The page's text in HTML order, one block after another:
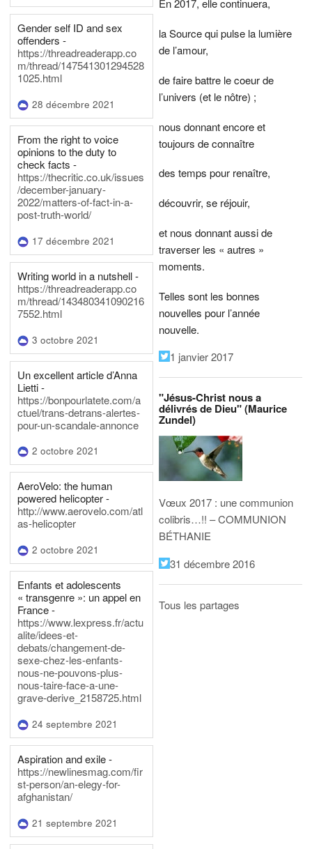
Gender self ID and sex
offenders -
https://threadreaderapp.co
m/thread/147541301294528
1025.html
28 décembre 2021
From the right to voice
opinions to the duty to
check facts -
https://thecritic.co.uk/issues
/december-january-
2022/matters-of-fact-in-a-
post-truth-world/
17 décembre 2021
Writing world in a nutshell -
https://threadreaderapp.co
m/thread/143480341090216
7552.html
3 octobre 2021
Un excellent article d’Anna
Lietti -
https://bonpourlatete.com/a
ctuel/trans-detrans-alertes-
pour-un-scandale-annonce
2 octobre 2021
AeroVelo: the human
powered helicopter -
http://www.aerovelo.com/atl
as-helicopter
2 octobre 2021
Enfants et adolescents
« transgenre »: un appel en
France -
https://www.lexpress.fr/actu
alite/idees-et-
debats/changement-de-
sexe-chez-les-enfants-
nous-ne-pouvons-plus-
nous-taire-face-a-une-
grave-derive_2158725.html
24 septembre 2021
Aspiration and exile -
https://newlinesmag.com/fir
st-person/an-elegy-for-
afghanistan/
21 septembre 2021
En 2017, elle continuera,
la Source qui pulse la lumière
de l’amour,
de faire battre le coeur de
l’univers (et le nôtre) ;
nous donnant encore et
toujours de connaître
des temps pour renaître,
découvrir, se réjouir,
et nous donnant aussi de
traverser les « autres »
moments.
Telles sont les bonnes
nouvelles pour l’année
nouvelle.
1 janvier 2017
"Jésus-Christ nous a
délivrés de Dieu" (Maurice
Zundel)
Vœux 2017 : une communion
colibris…!! – COMMUNION
BÉTHANIE
31 décembre 2016
Tous les partages